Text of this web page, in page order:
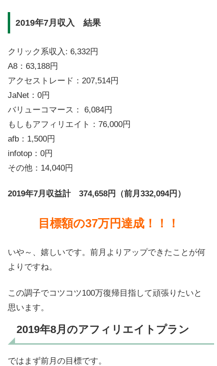
2019年7月収入 結果
クリック系収入: 6,332円
A8：63,188円
アクセストレード：207,514円
JaNet：0円
バリューコマース： 6,084円
もしもアフィリエイト：76,000円
afb：1,500円
infotop：0円
その他：14,040円
2019年7月 収益計 374,658円（前月332,094円）
目標額の37万円達成！！！
いや～、嬉しいです。前月よりアップできたことが何
よりですね。
この調子でコツコツ100万復帰目指して頑張りたいと
思います。
2019年8月のアフィリエイトプラン
ではまず前月の目標です。